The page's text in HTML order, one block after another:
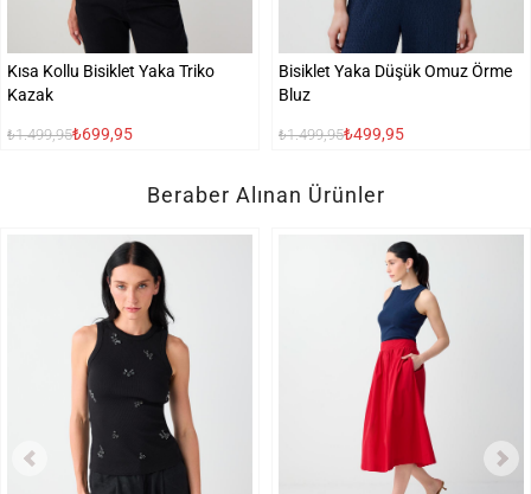
Kısa Kollu Bisiklet Yaka Triko
Kazak
₺1.499,95₺699,95
Bisiklet Yaka Düşük Omuz Örme
Bluz
₺1.499,95₺499,95
Beraber Alınan Ürünler